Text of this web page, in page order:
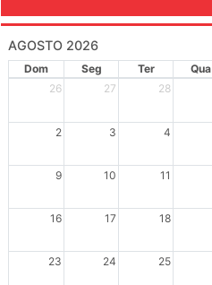
AGOSTO 2026
Dom Seg Ter Qua
26
27 28
2 3 4
9 10 11
16 17 18
23 24 25